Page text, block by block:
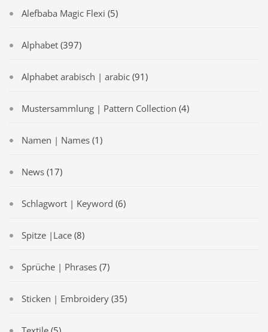
Alefbaba Magic Flexi (5)
Alphabet (397)
Alphabet arabisch | arabic (91)
Mustersammlung | Pattern Collection (4)
Namen | Names (1)
News (17)
Schlagwort | Keyword (6)
Spitze |Lace (8)
Sprüche | Phrases (7)
Sticken | Embroidery (35)